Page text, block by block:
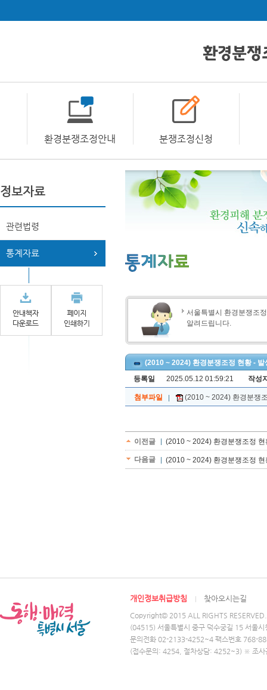
환경분쟁조정안내 분쟁조정신청
정보자료
관련법령
통계자료
서울특별시 환경분쟁조
알려드립니다.
(2010 ~ 2024) 환경분쟁조정 현황 - 발
등록일
2025.05.12 01:59:21 작성
첨부파일 (2010 ~ 2024) 환경분쟁
이전글 (2010 ~ 2024) 환경분쟁조정 현
다음글 (2010 ~ 2024) 환경분쟁조정 현
개인정보취급방침 찾아오시는길
Copyright© 2015 ALL RIGHTS RESERVED.
(04515) 서울특별시 중구 덕수궁길 15 서울
문의전화 02-2133-4252~4 팩스번호 768-
(접수문의: 4254, 절차상담: 4252~3) ※ 조사